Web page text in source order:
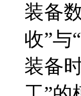
装备
收”与
装备